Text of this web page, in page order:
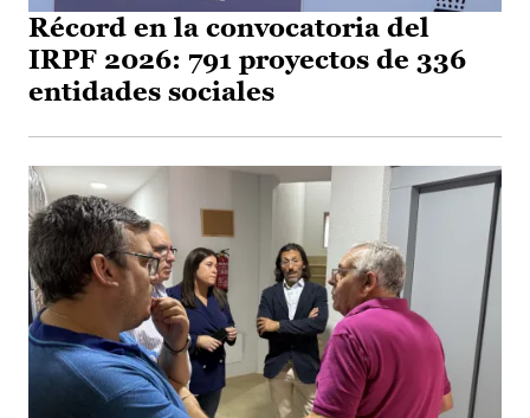
Récord en la convocatoria del
IRPF 2026: 791 proyectos de 336
entidades sociales